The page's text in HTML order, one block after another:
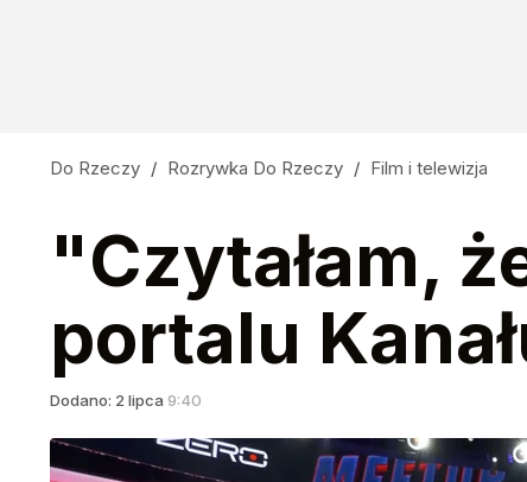
Do Rzeczy / Rozrywka Do Rzeczy / Film i telewizja
"Czytałam,
portalu
Dodano: 2 lipca 9:40